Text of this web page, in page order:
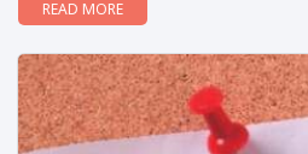
READ MORE